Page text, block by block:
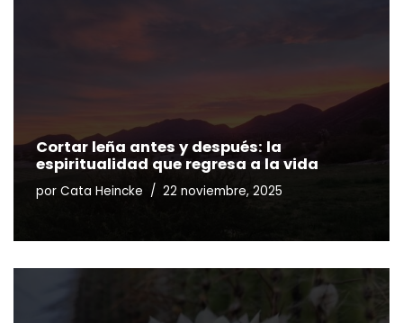
Cortar leña antes y después: la
espiritualidad que regresa a la vida
por Cata Heincke 22 noviembre, 2025